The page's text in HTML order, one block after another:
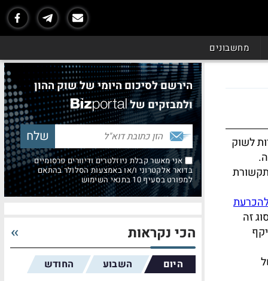
מחשבונים
לשוק
זה
הירשם לסיכום היומי של שוק ההון
ולמבזקים של
אני מאשר קבלת ניוזלטרים ודיוורים פרסומיים
בדואר אלקטרוני ו/או באמצעות הסלולר בהתאם
למפורט בסעיף 10 בתנאי השימוש
הכי נקראות
היום השבוע החודש